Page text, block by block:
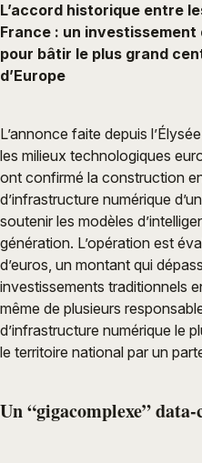
L’accord historique entre
France : un investissement
pour bâtir le plus grand
d’Europe
L’annonce faite depuis
les milieux technologiques
ont confirmé la construction
d’infrastructure numérique
soutenir les modèles
génération. L’opération est
d’euros, un montant qui
investissements traditionnels
même de plusieurs
d’infrastructure numérique le
le territoire national par un
Un “gigacomplexe”